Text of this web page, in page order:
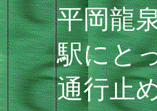
平岡龍
駅にと
通行止